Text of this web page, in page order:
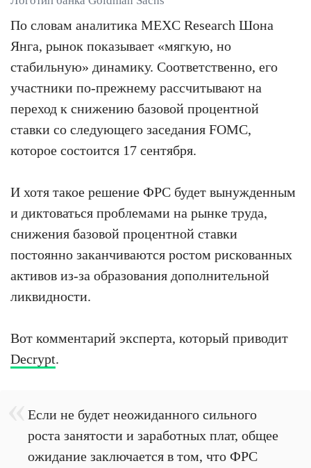
По словам аналитика MEXC Research Шона
Янга, рынок показывает «мягкую, но
стабильную» динамику. Соответственно, его
участники по-прежнему рассчитывают на
переход к снижению базовой процентной
ставки со следующего заседания FOMC,
которое состоится 17 сентября.
И хотя такое решение ФРС будет вынужденным
и диктоваться проблемами на рынке труда,
снижения базовой процентной ставки
постоянно заканчиваются ростом рискованных
активов из-за образования дополнительной
ликвидности.
Вот комментарий эксперта, который приводит
Decrypt.
Если не будет неожиданного сильного
роста занятости и заработных плат, общее
ожидание заключается в том, что ФРС